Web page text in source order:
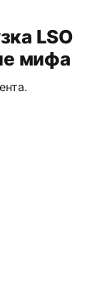
LSO
мифа